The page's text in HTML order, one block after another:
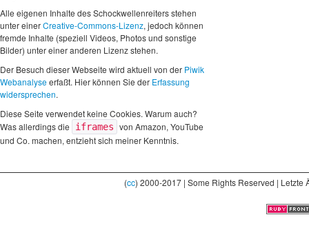
Alle eigenen Inhalte des Schockwellenreiters stehen
unter einerCreative-Commons-Lizenz, jedoch können
fremde Inhalte (speziell Videos, Photos und sonstige
Bilder) unter einer anderen Lizenz stehen.
Der Besuch dieser Webseite wird aktuell von der Piwik
Webanalyseerfaßt. Hier können Sie der Erfassung
widersprechen.
Diese Seite verwendet keine Cookies. Warum auch?
Was allerdings die
iframes von Amazon, YouTube
und Co. machen, entzieht sich meiner Kenntnis.
(cc) 2000-2017 | Some Rights Reserved |